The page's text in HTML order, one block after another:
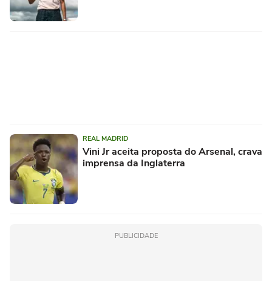
REAL MADRID
Vini Jr aceita proposta do Arsenal, crava
imprensa da Inglaterra
PUBLICIDADE